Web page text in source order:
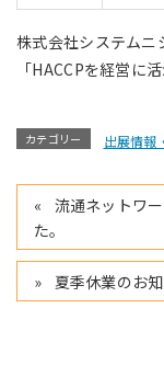
株式会社システムニ
「HACCPを経営に
カテゴリー 出展情報
流通ネットワ
た。
夏季休業のお